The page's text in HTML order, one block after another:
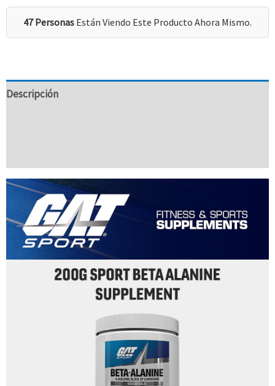
47 Personas Están Viendo Este Producto Ahora Mismo.
Descripción